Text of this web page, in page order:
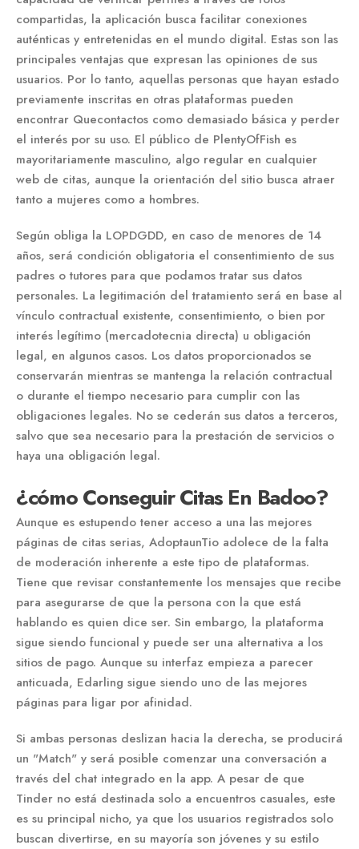
compartidas, la aplicación busca facilitar conexiones
auténticas y entretenidas en el mundo digital. Estas son las
principales ventajas que expresan las opiniones de sus
usuarios. Por lo tanto, aquellas personas que hayan estado
previamente inscritas en otras plataformas pueden
encontrar Quecontactos como demasiado básica y perder
el interés por su uso. El público de PlentyOfFish es
mayoritariamente masculino, algo regular en cualquier
web de citas, aunque la orientación del sitio busca atraer
tanto a mujeres como a hombres.
Según obliga la LOPDGDD, en caso de menores de 14
años, será condición obligatoria el consentimiento de sus
padres o tutores para que podamos tratar sus datos
personales. La legitimación del tratamiento será en base al
vínculo contractual existente, consentimiento, o bien por
interés legítimo (mercadotecnia directa) u obligación
legal, en algunos casos. Los datos proporcionados se
conservarán mientras se mantenga la relación contractual
o durante el tiempo necesario para cumplir con las
obligaciones legales. No se cederán sus datos a terceros,
salvo que sea necesario para la prestación de servicios o
haya una obligación legal.
¿cómo Conseguir Citas En Badoo?
Aunque es estupendo tener acceso a una las mejores
páginas de citas serias, AdoptaunTio adolece de la falta
de moderación inherente a este tipo de plataformas.
Tiene que revisar constantemente los mensajes que recibe
para asegurarse de que la persona con la que está
hablando es quien dice ser. Sin embargo, la plataforma
sigue siendo funcional y puede ser una alternativa a los
sitios de pago. Aunque su interfaz empieza a parecer
anticuada, Edarling sigue siendo uno de las mejores
páginas para ligar por afinidad.
Si ambas personas deslizan hacia la derecha, se producirá
un "Match" y será posible comenzar una conversación a
través del chat integrado en la app. A pesar de que
Tinder no está destinada solo a encuentros casuales, este
es su principal nicho, ya que los usuarios registrados solo
buscan divertirse, en su mayoría son jóvenes y su estilo